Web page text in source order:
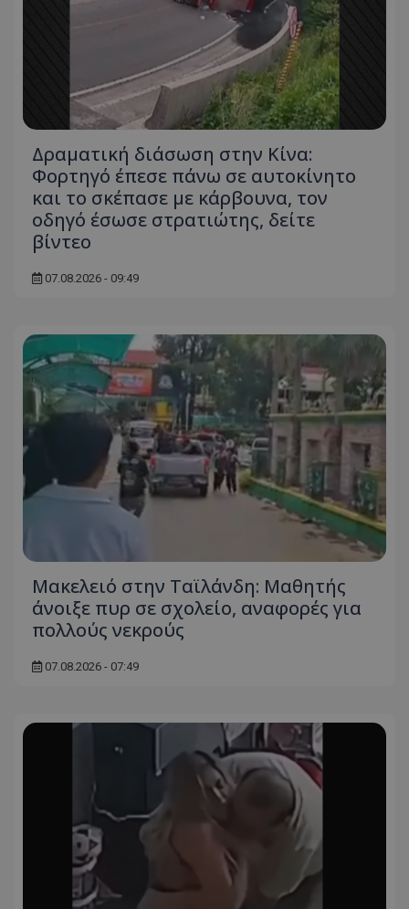
Δραματική διάσωση στην Κίνα:
Φορτηγό έπεσε πάνω σε αυτοκίνητο
και το σκέπασε με κάρβουνα, τον
οδηγό έσωσε στρατιώτης, δείτε
βίντεο
07.08.2026 - 09:49
Μακελειό στην Ταϊλάνδη: Μαθητής
άνοιξε πυρ σε σχολείο, αναφορές για
πολλούς νεκρούς
07.08.2026 - 07:49